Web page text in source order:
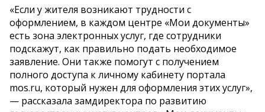
«Если у жителя возникают трудности с
оформлением, в каждом центре «Мои документы»
есть зона электронных услуг, где сотрудники
подскажут, как правильно подать необходимое
заявление. Они также помогут с получением
полного доступа к личному кабинету портала
mos.ru, который нужен для оформления этих услуг»,
— рассказала замдиректора по развитию